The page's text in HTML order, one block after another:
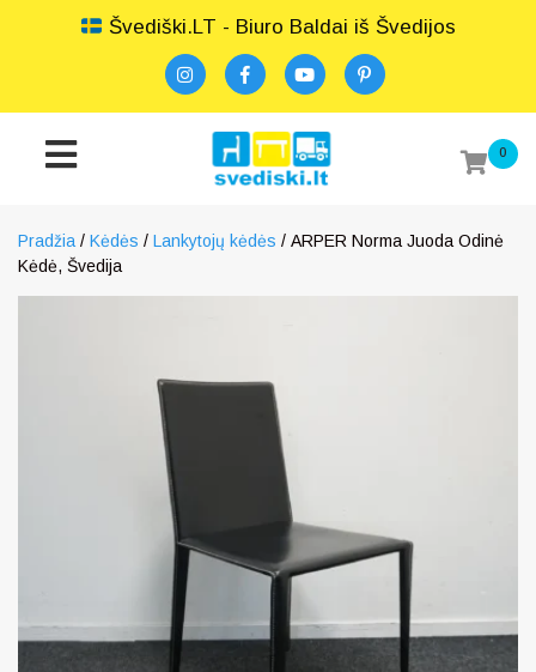
Švediški.LT - Biuro Baldai iš Švedijos
0
Pradžia / Kėdės / Lankytojų kėdės / ARPER Norma Juoda Odinė
Kėdė, Švedija